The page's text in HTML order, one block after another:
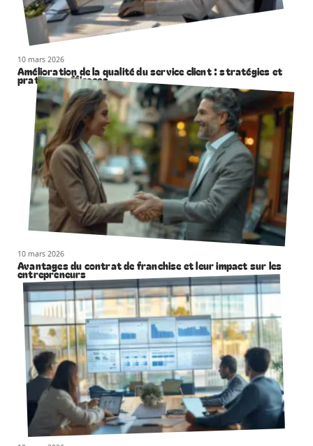
10 mars 2026
Amélioration de la qualité du service client : stratégies et
pratiques efficaces
10 mars 2026
Avantages du contrat de franchise et leur impact sur les
entrepreneurs